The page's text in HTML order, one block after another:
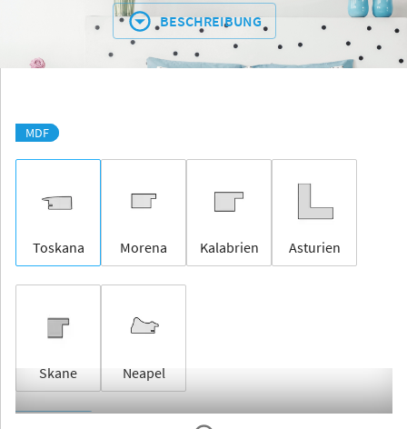
BESCHREIBUNG
MDF
Toskana Morena Kalabrien Asturien
Skane Neapel